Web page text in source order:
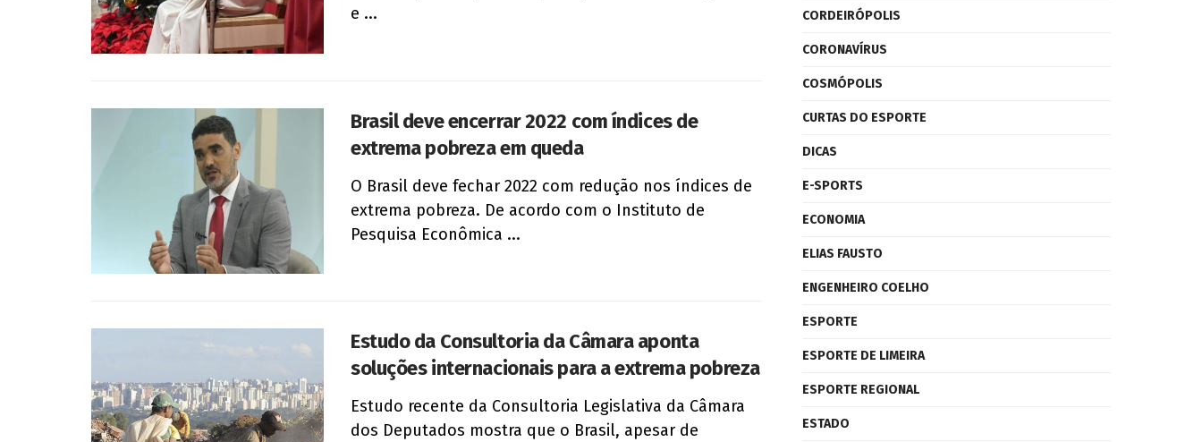
e ...
Brasil deve encerrar 2022 com índices de
extrema pobreza em queda
O Brasil deve fechar 2022 com redução nos índices de
extrema pobreza. De acordo com o Instituto de
Pesquisa Econômica ...
Estudo da Consultoria da Câmara aponta
soluções internacionais para a extrema pobreza
Estudo recente da Consultoria Legislativa da Câmara
dos Deputados mostra que o Brasil, apesar de
CORDEIRÓPOLIS
CORONAVÍRUS
COSMÓPOLIS
CURTAS DO ESPORTE
DICAS
E-SPORTS
ECONOMIA
ELIAS FAUSTO
ENGENHEIRO COELHO
ESPORTE
ESPORTE DE LIMEIRA
ESPORTE REGIONAL
ESTADO